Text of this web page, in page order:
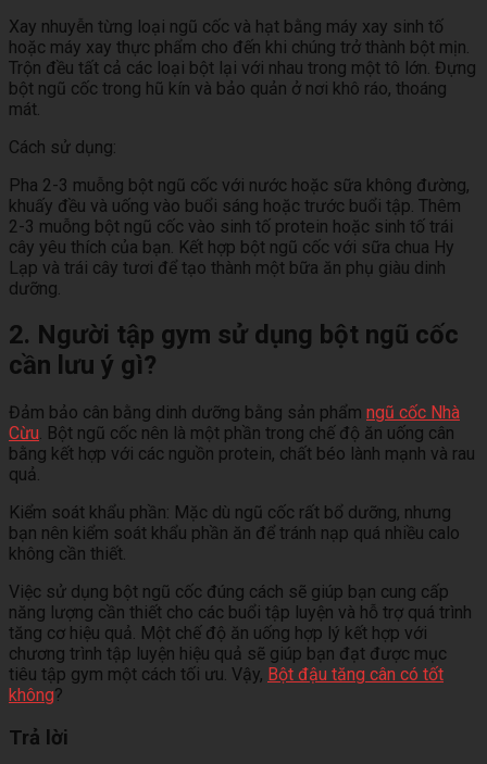
Xay nhuyễn từng loại ngũ cốc và hạt bằng máy xay sinh tố
hoặc máy xay thực phẩm cho đến khi chúng trở thành bột mịn.
Trộn đều tất cả các loại bột lại với nhau trong một tô lớn. Đựng
bột ngũ cốc trong hũ kín và bảo quản ở nơi khô ráo, thoáng
mát.
Cách sử dụng:
Pha 2-3 muỗng bột ngũ cốc với nước hoặc sữa không đường,
khuấy đều và uống vào buổi sáng hoặc trước buổi tập. Thêm
2-3 muỗng bột ngũ cốc vào sinh tố protein hoặc sinh tố trái
cây yêu thích của bạn. Kết hợp bột ngũ cốc với sữa chua Hy
Lạp và trái cây tươi để tạo thành một bữa ăn phụ giàu dinh
dưỡng.
2. Người tập gym sử dụng bột ngũ cốc
cần lưu ý gì?
Đảm bảo cân bằng dinh dưỡng bằng sản phẩm ngũ cốc Nhà
Cừu. Bột ngũ cốc nên là một phần trong chế độ ăn uống cân
bằng kết hợp với các nguồn protein, chất béo lành mạnh và rau
quả.
Kiểm soát khẩu phần: Mặc dù ngũ cốc rất bổ dưỡng, nhưng
bạn nên kiểm soát khẩu phần ăn để tránh nạp quá nhiều calo
không cần thiết.
Việc sử dụng bột ngũ cốc đúng cách sẽ giúp bạn cung cấp
năng lượng cần thiết cho các buổi tập luyện và hỗ trợ quá trình
tăng cơ hiệu quả. Một chế độ ăn uống hợp lý kết hợp với
chương trình tập luyện hiệu quả sẽ giúp bạn đạt được mục
tiêu tập gym một cách tối ưu. Vậy, Bột đậu tăng cân có tốt
không?
Trả lời